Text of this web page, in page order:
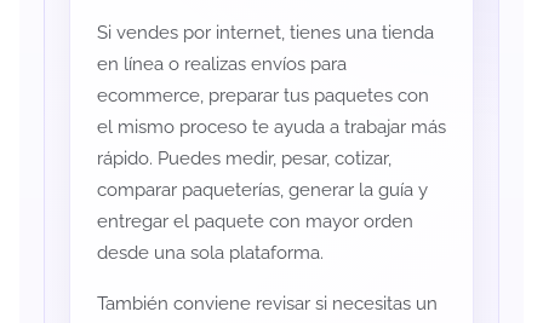
Si vendes por internet, tienes una tienda
en línea o realizas envíos para
ecommerce, preparar tus paquetes con
el mismo proceso te ayuda a trabajar más
rápido. Puedes medir, pesar, cotizar,
comparar paqueterías, generar la guía y
entregar el paquete con mayor orden
desde una sola plataforma.
También conviene revisar si necesitas un